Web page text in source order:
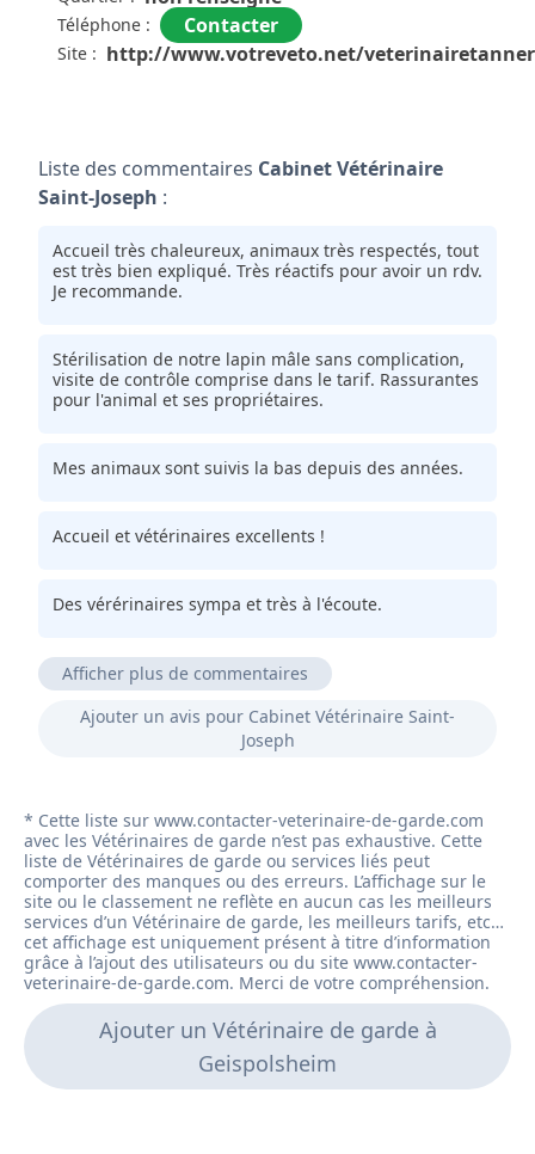
Téléphone : Contacter
Site : http://www.votreveto.net/
Liste des commentaires Cabinet Vétérinaire
Saint-Joseph :
Accueil très chaleureux, animaux très respectés, tout
est très bien expliqué. Très réactifs pour avoir un rdv.
Je recommande.
Stérilisation de notre lapin mâle sans complication,
visite de contrôle comprise dans le tarif. Rassurantes
pour l'animal et ses propriétaires.
Mes animaux sont suivis la bas depuis des années.
Accueil et vétérinaires excellents !
Des vérérinaires sympa et très à l'écoute.
Afficher plus de commentaires
Très sympathique vétérinaire qui a su nous mettre
en confiance.
A l'écoute.
Une équipe aux petits soins pour nos 3 chats.
Ajouter un avis pour Cabinet Vétérinaire Saint-
Joseph
Ajouter un Vétérinaire de garde à
Geispolsheim